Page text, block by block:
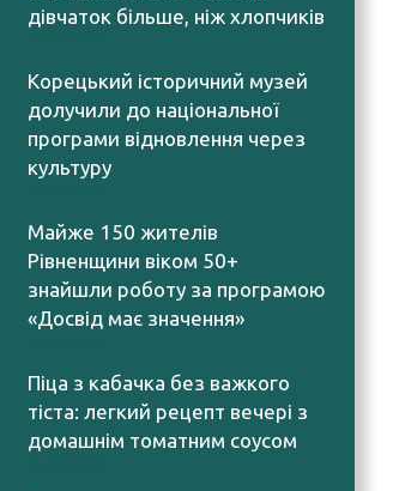
дівчаток більше, ніж хлопчиків
Корецький історичний музей
долучили до національної
програми відновлення через
культуру
Майже 150 жителів
Рівненщини віком 50+
знайшли роботу за програмою
«Досвід має значення»
Піца з кабачка без важкого
тіста: легкий рецепт вечері з
домашнім томатним соусом